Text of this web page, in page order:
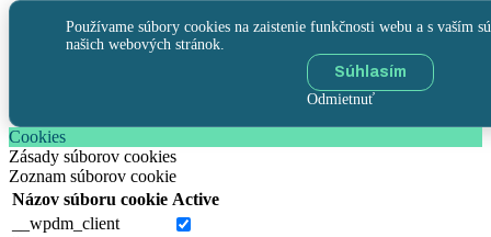
Používame súbory cookies na zaistenie funkčnosti webu a s vaším
našich webových stránok.
Súhlasím
Odmietnuť
Cookies
Zásady súborov cookies
Zoznam súborov cookie
Názov súboru cookie Active
__wpdm_client